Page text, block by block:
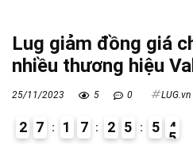
Lug giảm đồng giá
nhiều thương hiệu
25/11/2023 5 0 LUG.vn
2 7 1 7 2 5 5
4